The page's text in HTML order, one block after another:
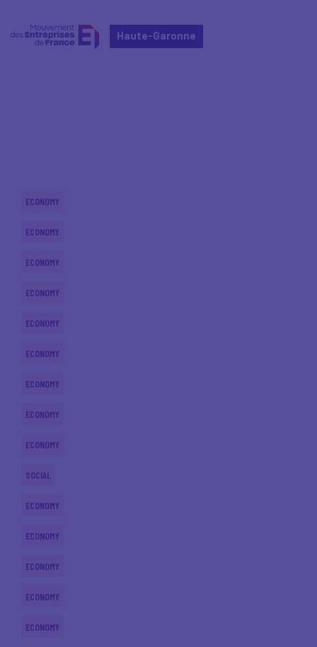
Haute-Garonne
ECONOMY
ECONOMY
ECONOMY
ECONOMY
ECONOMY
ECONOMY
ECONOMY
ECONOMY
ECONOMY
SOCIAL
ECONOMY
ECONOMY
ECONOMY
ECONOMY
ECONOMY